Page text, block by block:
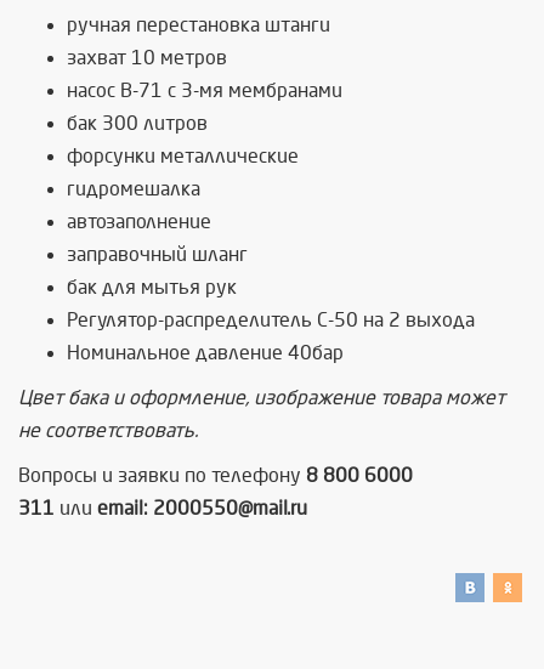
ручная перестановка штанги
захват 10 метров
насос В-71 с 3-мя мембранами
бак 300 литров
форсунки металлические
гидромешалка
автозаполнение
заправочный шланг
бак для мытья рук
Регулятор-распределитель С-50 на 2 выхода
Номинальное давление 40бар
Цвет бака и оформление, изображение товара может
не соответствовать.
Вопросы и заявки по телефону 8 800 6000
311 или email: 2000550@mail.ru